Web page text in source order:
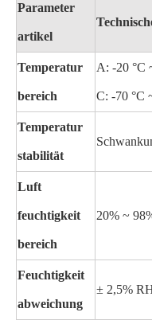
Parameter
artikel
Temperatur
bereich
A: -20 °C
C: -70 °C
Temperatur
stabilität
Luft
feuchtigkeit
bereich
20% ~
Feuchtigkeit
abweichung
± 2,5%